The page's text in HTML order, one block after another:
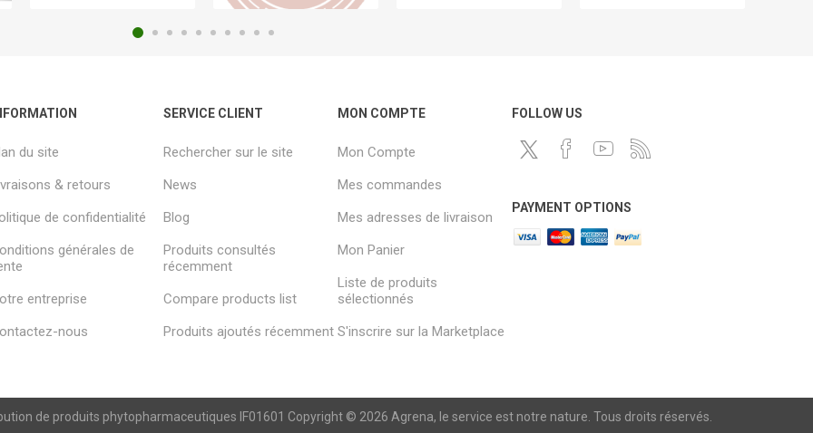
du site
& retours
de confidentialité
générales de
entreprise
nous
SERVICE CLIENT
Rechercher sur le site
News
Blog
Produits consultés
récemment
Compare products list
Produits ajoutés récemment
MON COMPTE
Mon Compte
Mes commandes
Mes adresses de livraison
Mon Panier
Liste de produits
sélectionnés
S'inscrire sur la Marketplace
FOLLOW US
PAYMENT OPTIONS
de produits phytopharmaceutiques IF01601 Copyright © 2026 Agrena, le service est notre nature. Tous droits réservés.